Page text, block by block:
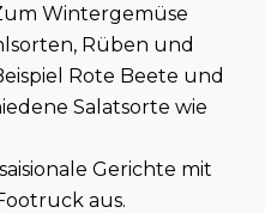
Wintergemüse
Rüben und
Rote Beete und
Salatsorte wie
Gerichte mit
aus.